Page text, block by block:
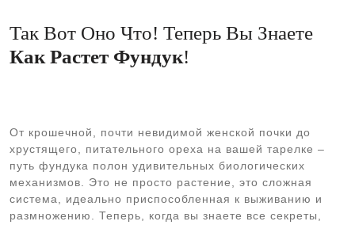
Так Вот Оно Что! Теперь Вы Знаете
Как Растет Фундук!
От крошечной, почти невидимой женской почки до
хрустящего, питательного ореха на вашей тарелке –
путь фундука полон удивительных биологических
механизмов. Это не просто растение, это сложная
система, идеально приспособленная к выживанию и
размножению. Теперь, когда вы знаете все секреты,